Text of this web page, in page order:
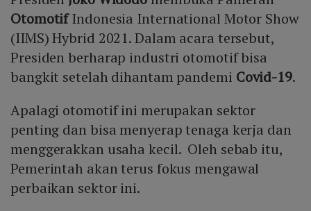
OtomotifIndonesia International Motor Show
(IIMS) Hybrid 2021. Dalam acara tersebut,
Presiden berharap industri otomotif bisa
bangkit setelah dihantam pandemi Covid-19.
Apalagi otomotif ini merupakan sektor
penting dan bisa menyerap tenaga kerja dan
menggerakkan usaha kecil. Oleh sebab itu,
Pemerintah akan terus fokus mengawal
perbaikan sektor ini.